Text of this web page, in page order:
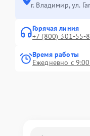
г. Владимир, ул.
Горячая линия
+7 (800) 301-55-
Время работы
Ежедневно с